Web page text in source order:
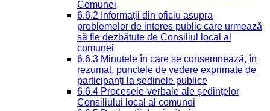
Comunei
6.6.2 Informații din oficiu asupra
problemelor de interes public care urmează
să fie dezbătute de Consiliul local al
comunei
6.6.3 Minutele în care se consemnează, în
rezumat, punctele de vedere exprimate de
participanți la ședinele publice
6.6.4 Procesele-verbale ale ședințelor
Consiliului local al comunei